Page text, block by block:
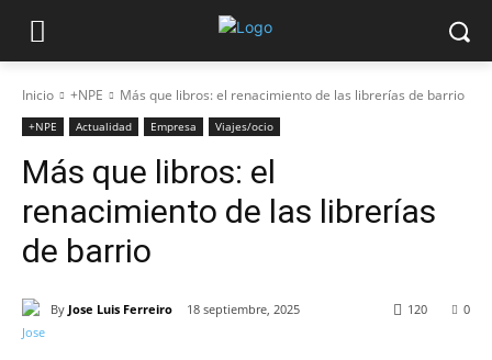
Inicio +NPE Más que libros: el renacimiento de las librerías de barrio
+NPE Actualidad Empresa Viajes/ocio
Más que libros: el
renacimiento de las librerías
de barrio
By Jose Luis Ferreiro 18 septiembre, 2025 0
120